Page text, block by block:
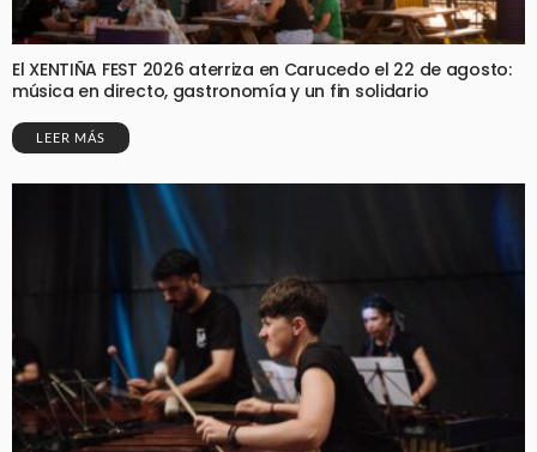
El XENTIÑA FEST 2026 aterriza en Carucedo el 22 de agosto:
música en directo, gastronomía y un fin solidario
LEER MÁS